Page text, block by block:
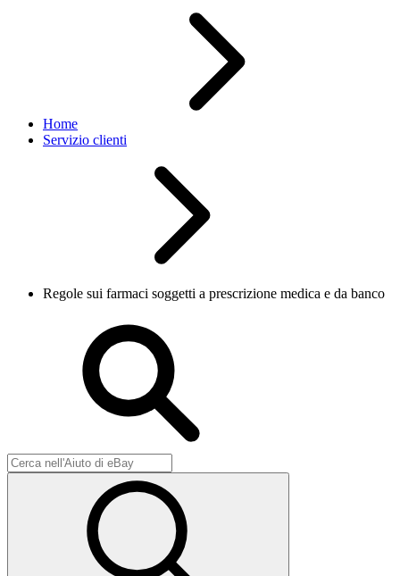
Home
Servizio clienti
Regole sui farmaci soggetti a prescrizione medica e da banco